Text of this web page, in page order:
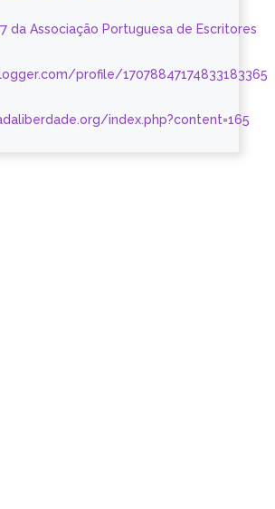
da Associação Portuguesa de Escritores
profile/17078847174833183365
index.php?content=165